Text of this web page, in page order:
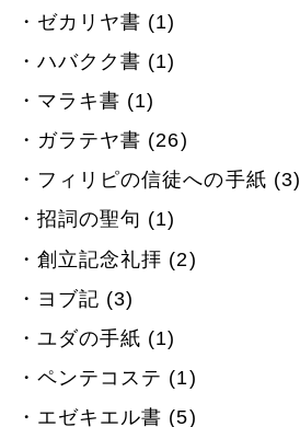
ゼカリヤ書 (1)
ハバクク書 (1)
マラキ書 (1)
ガラテヤ書 (26)
フィリピの信徒への手紙 (3)
招詞の聖句 (1)
創立記念礼拝 (2)
ヨブ記 (3)
ユダの手紙 (1)
ペンテコステ (1)
エゼキエル書 (5)